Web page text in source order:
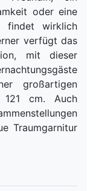
oder eine
findet wirklich
verfügt das
mit dieser
großartigen
cm. Auch
Traumgarnitur